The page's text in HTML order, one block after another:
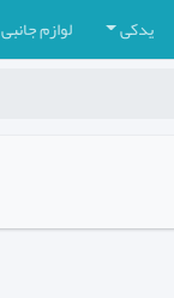
یدکی لوازم جانبی